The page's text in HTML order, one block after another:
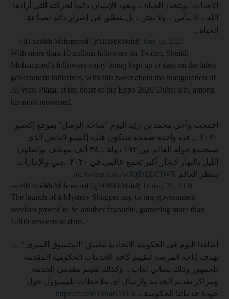
الأحداث ..وتتجدد الحياة .. ويعود الإنسان دائماً لحركته التي أرادها
الله .. لا ييأس .. ولا يفتر .. بل ينطلق في إصرار دائم لصناعة
الحياة ..
— HH Sheikh Mohammed (@HHShkMohd) June 12, 2020
With more than 10 million followers on Twitter, Sheikh
Mohammed's followers enjoy being kept up to date on the latest
government initiatives, with this tweet about the inauguration of
Al Wasl Plaza, at the heart of the Expo 2020 Dubai site, among
his most retweeted.
افتتحت وأخي محمد بن زايد اليوم "ساحة الوصل" بموقع إكسبو
٢٠٢٠ ... قبة واحدة ضخمة ستكون قلب إكسبو النابض الذي
سيجتمع حوله العالم من ١٩٢ دولة .. ٣٨ ألف موظف يواصلون
الليل بالنهار لإنجاز أكبر تجمع عالمي في ٢٠٢٠ ..دبي والإمارات
تنتظر العالم pic.twitter.com/wJQDZLCIWX
— HH Sheikh Mohammed (@HHShkMohd) January 29, 2020
The launch of a Mystery Shopper app to rate government
services proved to be another favourite, garnering more than
1,300 retweets to date.
أطلقنا اليوم في الحكومة الاتحادية تطبيق "المتسوق السري " ...
بهدف إتاحة الفرصة لتقييم كافة الخدمات الحكومية المقدمة
للجمهور وذلك بثماني لغات .. وكذلك تقييم مقدمي الخدمة
ومراكز تقديم الخدمة وارسال اي ملاحظات للمسؤول حول
جودة خدماتنا الحكومية .. https://t.co/rDYuaK7cCa